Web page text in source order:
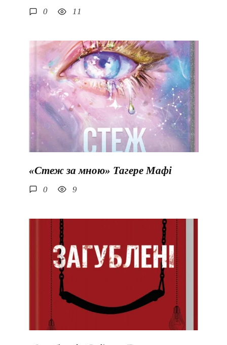
0 11
«Стеж за мною» Тагере Мафі
0 9